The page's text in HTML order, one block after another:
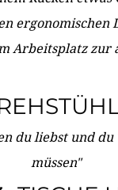
ergonomischen
Arbeitsplatz zur
du liebst und
müssen"